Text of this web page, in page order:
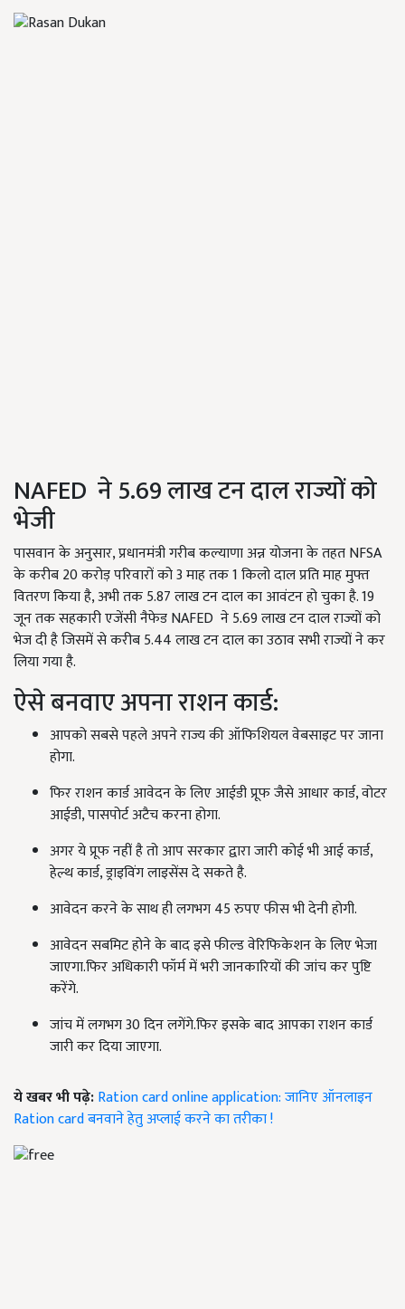
NAFED ने 5.69 लाख टन दाल राज्यों को
भेजी
पासवान के अनुसार, प्रधानमंत्री गरीब कल्याणा अन्न योजना के तहत NFSA
के करीब 20 करोड़ परिवारों को 3 माह तक 1 किलो दाल प्रति माह मुफ्त
वितरण किया है, अभी तक 5.87 लाख टन दाल का आवंटन हो चुका है. 19
जून तक सहकारी एजेंसी नैफेड NAFED ने 5.69 लाख टन दाल राज्यों को
भेज दी है जिसमें से करीब 5.44 लाख टन दाल का उठाव सभी राज्यों ने कर
लिया गया है.
ऐसे बनवाए अपना राशन कार्ड:
आपको सबसे पहले अपने राज्य की ऑफिशियल वेबसाइट पर जाना
होगा.
फिर राशन कार्ड आवेदन के लिए आईडी प्रूफ जैसे आधार कार्ड, वोटर
आईडी, पासपोर्ट अटैच करना होगा.
अगर ये प्रूफ नहीं है तो आप सरकार द्वारा जारी कोई भी आई कार्ड,
हेल्थ कार्ड, ड्राइविंग लाइसेंस दे सकते है.
आवेदन करने के साथ ही लगभग 45 रुपए फीस भी देनी होगी.
आवेदन सबमिट होने के बाद इसे फील्ड वेरिफिकेशन के लिए भेजा
जाएगा.फिर अधिकारी फॉर्म में भरी जानकारियों की जांच कर पुष्टि
करेंगे.
जांच में लगभग 30 दिन लगेंगे.फिर इसके बाद आपका राशन कार्ड
जारी कर दिया जाएगा.
ये खबर भी पढ़े:Ration card online application: जानिए ऑनलाइन
Ration card बनवाने हेतु अप्लाई करने का तरीका !